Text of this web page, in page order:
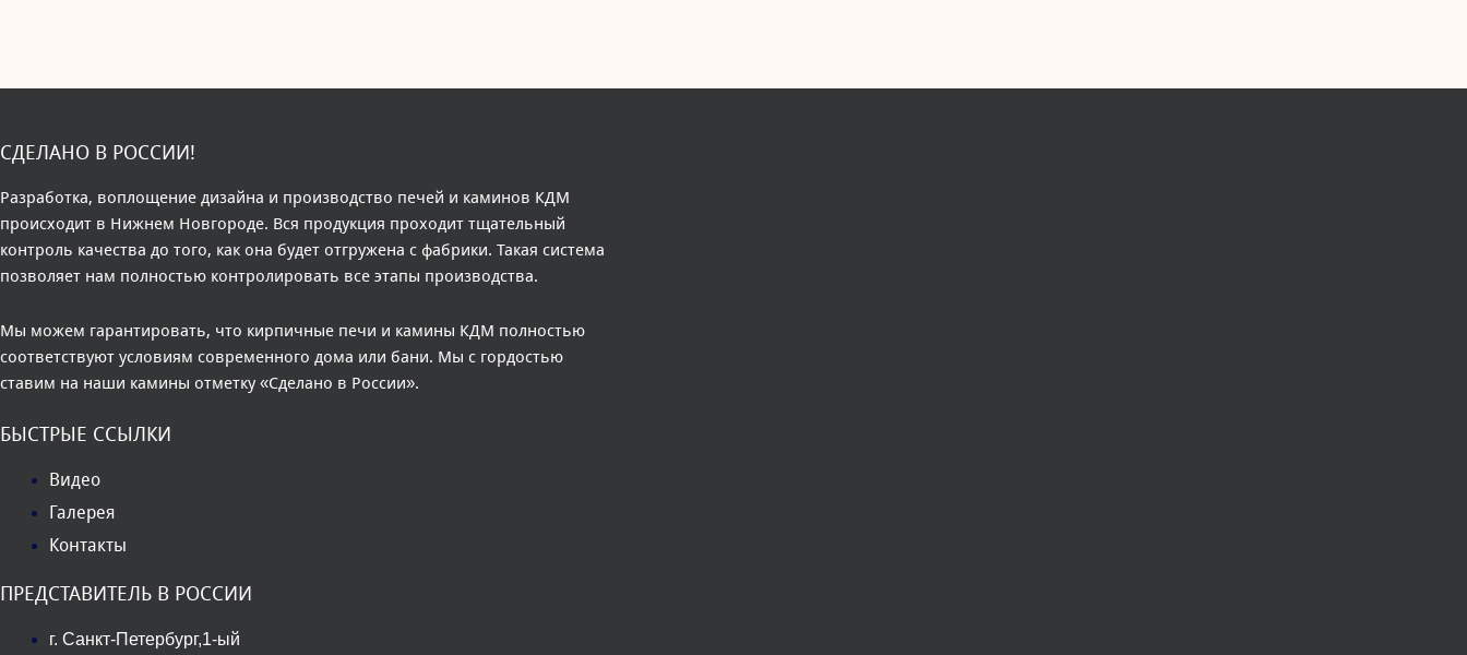
СДЕЛАНО В РОССИИ!
Разработка, воплощение дизайна и производство печей и каминов КДМ
происходит в Нижнем Новгороде. Вся продукция проходит тщательный
контроль качества до того, как она будет отгружена с фабрики. Такая система
позволяет нам полностью контролировать все этапы производства.
Мы можем гарантировать, что кирпичные печи и камины КДМ полностью
соответствуют условиям современного дома или бани. Мы с гордостью
ставим на наши камины отметку «Сделано в России».
БЫСТРЫЕ ССЫЛКИ
Видео
Галерея
Контакты
ПРЕДСТАВИТЕЛЬ В РОССИИ
г. Санкт-Петербург,1-ый